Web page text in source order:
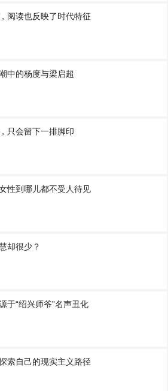
阅读也反映了时代特征
中的杨度与梁启超
只会留下一排脚印
性到哪儿都不受人待见
却很少？
于“绍兴师爷”名声丑化
索自己的现实主义路径